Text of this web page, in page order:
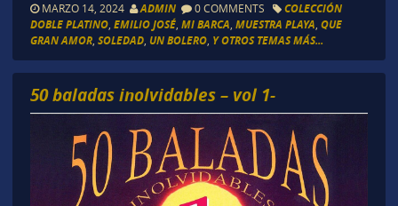
MARZO 14, 2024 ADMIN 0 COMMENTS
COLECCIÓN
DOBLE PLATINO, EMILIO JOSÉ, MI BARCA, MUESTRA PLAYA, QUE
GRAN AMOR, SOLEDAD, UN BOLERO, Y OTROS TEMAS MÁS...
50 baladas inolvidables – vol 1-